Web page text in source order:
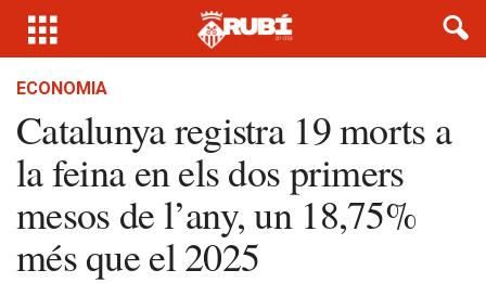
ECONOMIA
Catalunya registra 19 morts a
la feina en els dos primers
mesos de l’any, un 18,75%
més que el 2025